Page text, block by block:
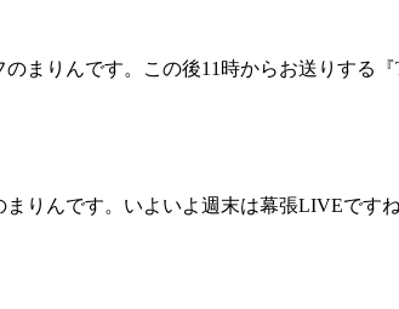
まりんです。この後11時からお送りする
りんです。いよいよ週末は幕張LIVEで